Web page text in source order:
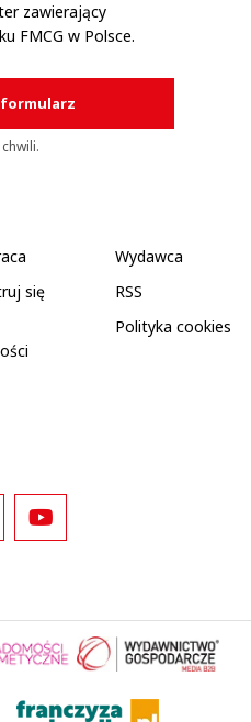
zawierający
FMCG w Polsce.
formularz
Wydawca
się
RSS
Polityka cookies